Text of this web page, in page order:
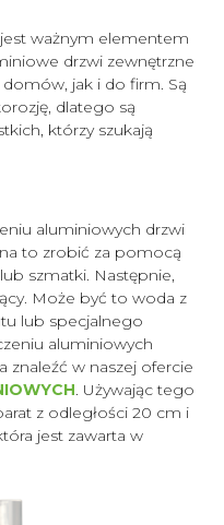
ważnym elementem
drzwi zewnętrzne
jak i do firm. Są
dlatego są
którzy szukają
aluminiowych drzwi
to zrobić za pomocą
szmatki. Następnie,
Może być to woda z
lub specjalnego
aluminiowych
znaleźć w naszej ofercie
. Używając tego
z odległości 20 cm i
jest zawarta w